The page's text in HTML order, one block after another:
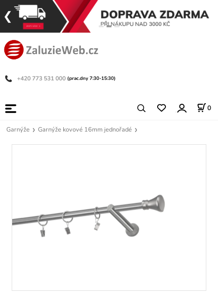
+420 773 531 000 (prac.dny 7:30-15:30)
0
Garnýže Garnýže kovové 16mm jednořadé